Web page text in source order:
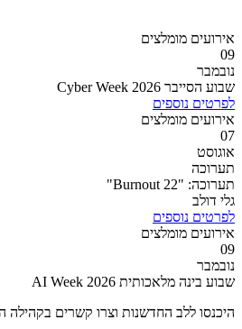
אירועים מומלצים
09
נובמבר
שבוע הסייבר 2026 Cyber Week
לפרטים נוספים
אירועים מומלצים
07
אוגוסט
תערוכה
תערוכה: "Burnout 22"
גלי דולב
לפרטים נוספים
אירועים מומלצים
09
נובמבר
שבוע בינה מלאכותית AI Week 2026
היכנסו ללב החדשנות וצרו קשרים בקהילה